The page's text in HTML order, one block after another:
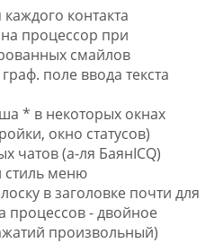
контакта
процессор при
смайлов
поле ввода текста
* в некоторых окнах
окно статусов)
чатов (а-ля БаянICQ)
меню
в заголовке почти для
процессов - двойное
произвольный)